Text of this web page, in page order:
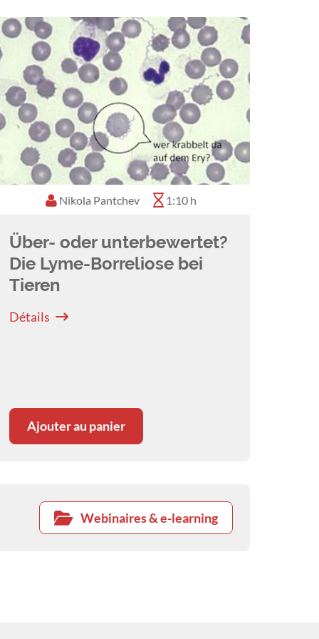
Nikola Pantchev 1:10 h
Über- oder unterbewertet?
Die Lyme-Borreliose bei
Tieren
Détails
Ajouter au panier
Webinaires & e-learning